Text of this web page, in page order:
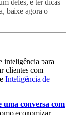
deles, e ter dicas
baixe agora o
inteligência para
clientes com
Inteligência de
uma conversa com
economizar